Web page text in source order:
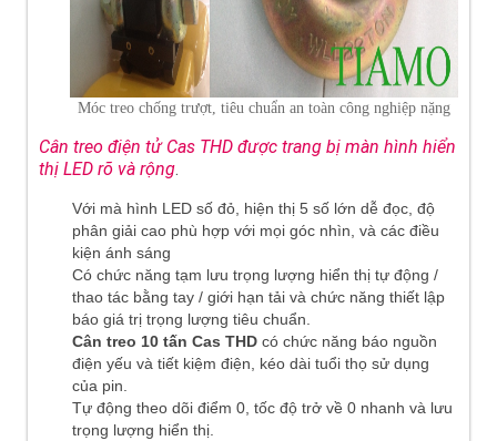
Móc treo chống trượt, tiêu chuẩn an toàn công nghiệp nặng
Cân treo điện tử Cas THD được trang bị màn hình hiển
thị LED rõ và rộng.
Với mà hình LED số đỏ, hiện thị 5 số lớn dễ đọc, độ
phân giải cao phù hợp với mọi góc nhìn, và các điều
kiện ánh sáng
Có chức năng tạm lưu trọng lượng hiển thị tự động /
thao tác bằng tay / giới hạn tải và chức năng thiết lập
báo giá trị trọng lượng tiêu chuẩn.
Cân treo 10 tấn Cas THD có chức năng báo nguồn
điện yếu và tiết kiệm điện, kéo dài tuổi thọ sử dụng
của pin.
Tự động theo dõi điểm 0, tốc độ trở về 0 nhanh và lưu
trọng lượng hiển thị.